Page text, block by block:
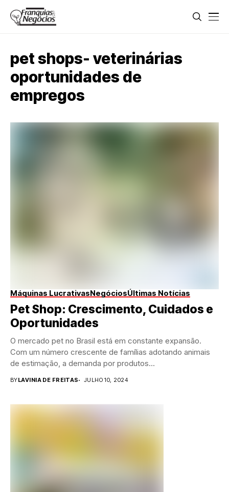
pet shops- veterinárias
oportunidades de
empregos
Máquinas LucrativasNegóciosÚltimas Notícias
Pet Shop: Crescimento, Cuidados e
Oportunidades
O mercado pet no Brasil está em constante expansão.
Com um número crescente de famílias adotando animais
de estimação, a demanda por produtos...
BYLAVINIA DE FREITAS JULHO 10, 2024